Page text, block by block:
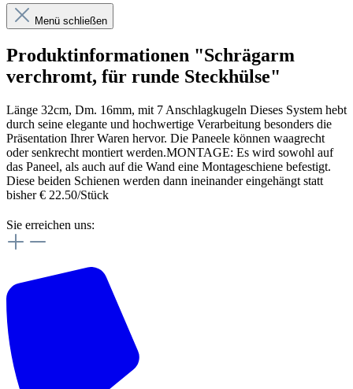
Menü schließen
Produktinformationen "Schrägarm
verchromt, für runde Steckhülse"
Länge 32cm, Dm. 16mm, mit 7 Anschlagkugeln Dieses System hebt
durch seine elegante und hochwertige Verarbeitung besonders die
Präsentation Ihrer Waren hervor. Die Paneele können waagrecht
oder senkrecht montiert werden.MONTAGE: Es wird sowohl auf
das Paneel, als auch auf die Wand eine Montageschiene befestigt.
Diese beiden Schienen werden dann ineinander eingehängt statt
bisher € 22.50/Stück
Sie erreichen uns: